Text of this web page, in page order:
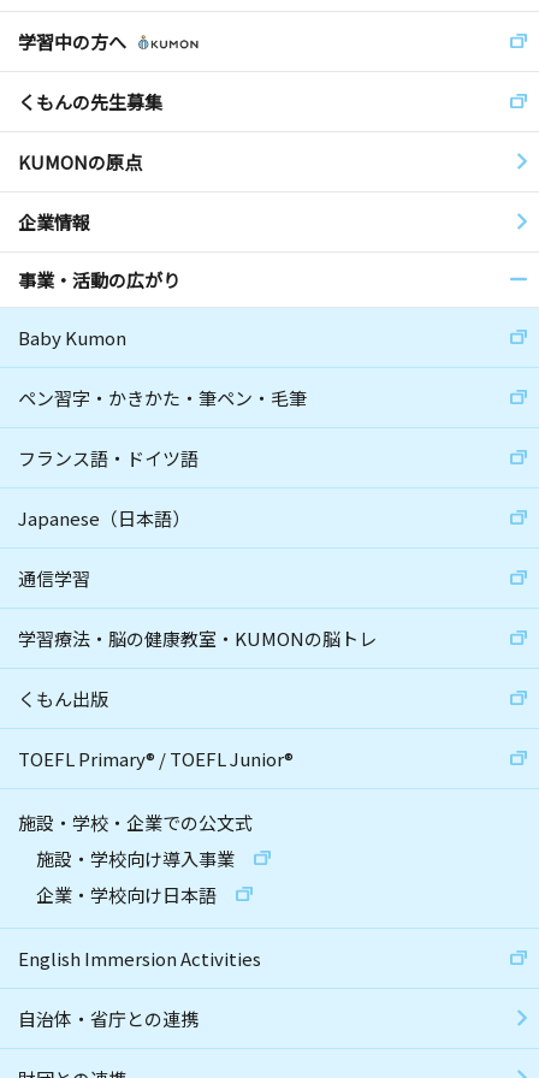
学習中の方へ
くもんの先生募集
KUMONの原点
企業情報
事業・活動の広がり
Baby Kumon
ペン習字・かきかた・筆ペン・毛筆
フランス語・ドイツ語
Japanese（日本語）
通信学習
学習療法・脳の健康教室・KUMONの脳トレ
くもん出版
TOEFL Primary® /TOEFL Junior®
施設・学校・企業での公文式
施設・学校向け導入事業
企業・学校向け日本語
English Immersion Activities
自治体・省庁との連携